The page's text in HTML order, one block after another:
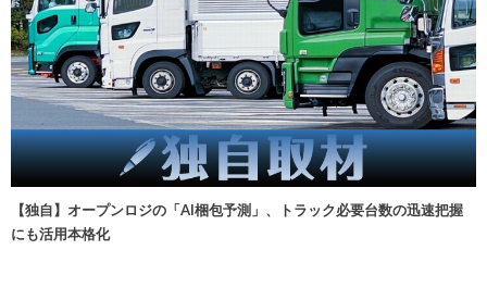
【独自】オープンロジの「AI梱包予測」、トラック必要台数の迅速把握
にも活用本格化